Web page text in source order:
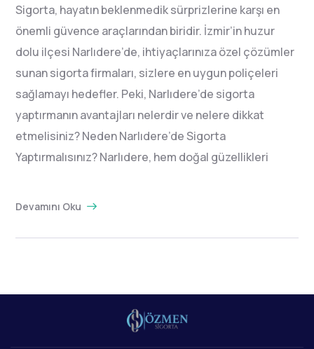
Sigorta, hayatın beklenmedik sürprizlerine karşı en
önemli güvence araçlarından biridir. İzmir’in huzur
dolu ilçesi Narlıdere’de, ihtiyaçlarınıza özel çözümler
sunan sigorta firmaları, sizlere en uygun poliçeleri
sağlamayı hedefler. Peki, Narlıdere’de sigorta
yaptırmanın avantajları nelerdir ve nelere dikkat
etmelisiniz? Neden Narlıdere’de Sigorta
Yaptırmalısınız? Narlıdere, hem doğal güzellikleri
Devamını Oku